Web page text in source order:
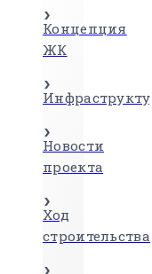
Концепция
ЖК
Новости
проекта
Ход
строительства